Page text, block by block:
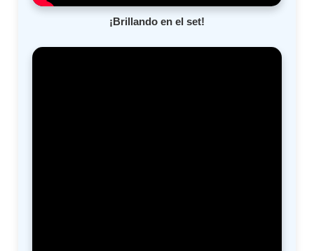
¡Brillando en el set!